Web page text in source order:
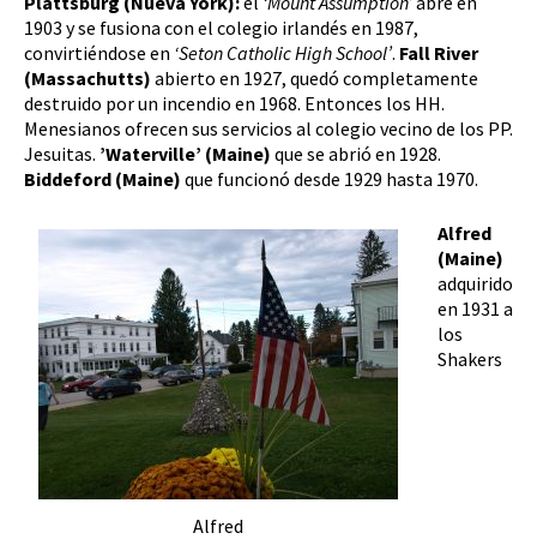
1903 y se fusiona con el colegio irlandés en 1987,
convirtiéndose en ‘Seton Catholic High School’. Fall River
(Massachutts) abierto en 1927, quedó completamente
destruido por un incendio en 1968. Entonces los HH.
Menesianos ofrecen sus servicios al colegio vecino de los PP.
Jesuitas. ’Waterville’ (Maine) que se abrió en 1928.
Biddeford (Maine) que funcionó desde 1929 hasta 1970.
Alfred
Alfred
(Maine)
adquirido
en 1931 a
los
Shakers